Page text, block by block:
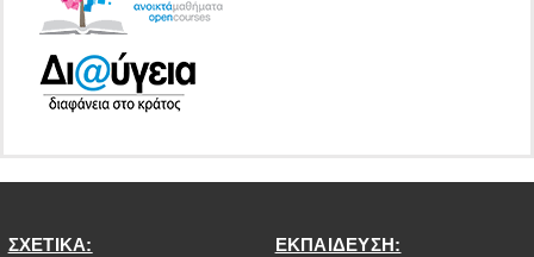
ΣΧΕΤΙΚΑ: ΕΚΠΑΙΔΕΥΣΗ: